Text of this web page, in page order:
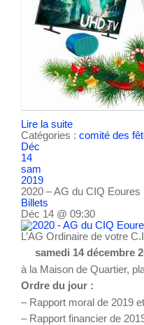
Lire la suite
Catégories : comité des
Déc
14
sam
2019
2020 – AG du CIQ Eoures
Billets
Déc 14 @ 09:30
L’AG Ordinaire de votre
samedi 14 décembre
à la Maison de Quartier,
Ordre du jour :
– Rapport moral de 2019
– Rapport financier de